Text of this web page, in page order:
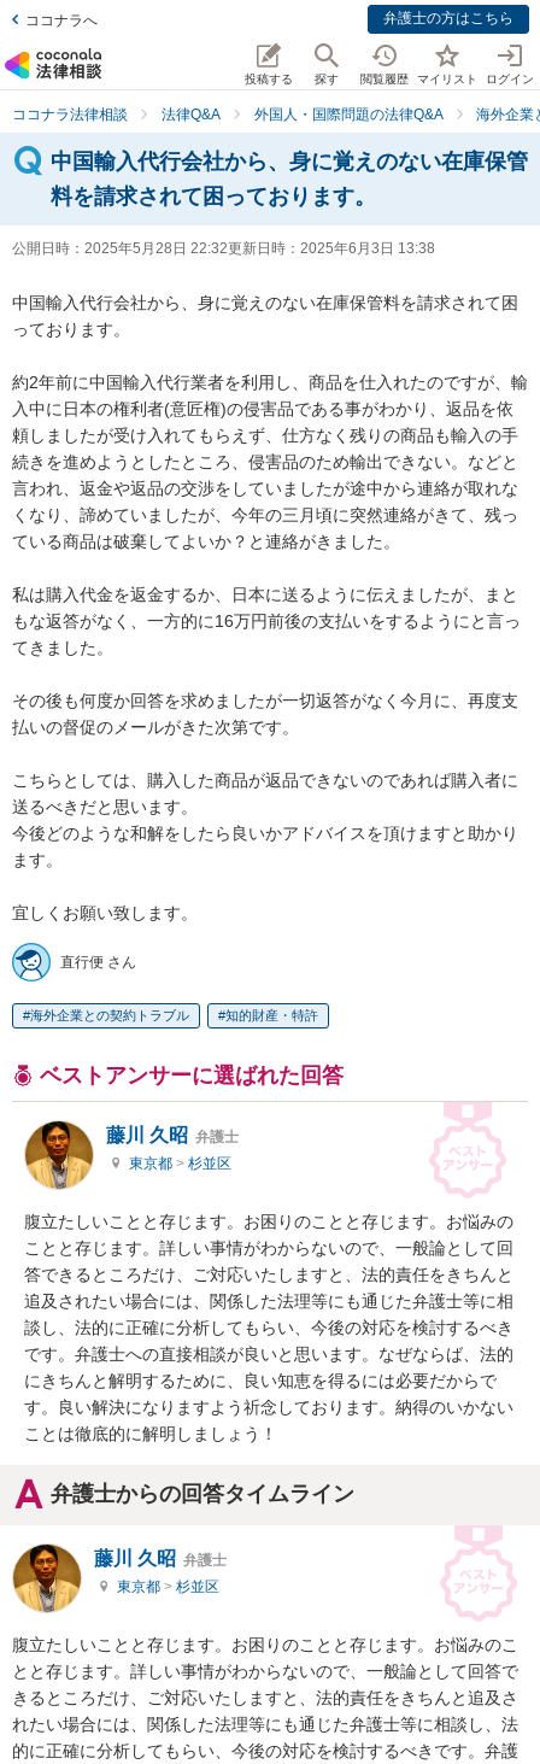
ココナラへ 弁護士の方はこちら
投稿する 探す 閲覧履歴 マイリスト ログイン
ココナラ法律相談 法律Q&A 外国人・国際問題の法律Q&A 海外企業
中国輸入代行会社から、身に覚えのない在庫保管
料を請求されて困っております。
公開日時： 2025年5月28日 22:32更新日時： 2025年6月3日 13:38
中国輸入代行会社から、身に覚えのない在庫保管料を請求されて困
っております。
約2年前に中国輸入代行業者を利用し、商品を仕入れたのですが、輸
入中に日本の権利者(意匠権)の侵害品である事がわかり、返品を依
頼しましたが受け入れてもらえず、仕方なく残りの商品も輸入の手
続きを進めようとしたところ、侵害品のため輸出できない。などと
言われ、返金や返品の交渉をしていましたが途中から連絡が取れな
くなり、諦めていましたが、今年の三月頃に突然連絡がきて、残っ
ている商品は破棄してよいか？と連絡がきました。
私は購入代金を返金するか、日本に送るように伝えましたが、まと
もな返答がなく、一方的に16万円前後の支払いをするようにと言っ
てきました。
その後も何度か回答を求めましたが一切返答がなく今月に、再度支
払いの督促のメールがきた次第です。
こちらとしては、購入した商品が返品できないのであれば購入者に
送るべきだと思います。
今後どのような和解をしたら良いかアドバイスを頂けますと助かり
ます。
宜しくお願い致します。
直行便 さん
海外企業との契約トラブル 知的財産・特許
ベストアンサーに選ばれた回答
藤川 久昭 弁護士
東京都 > 杉並区
腹立たしいことと存じます。お困りのことと存じます。お悩みの
ことと存じます。詳しい事情がわからないので、一般論として回
答できるところだけ、ご対応いたしますと、法的責任をきちんと
追及されたい場合には、関係した法理等にも通じた弁護士等に相
談し、法的に正確に分析してもらい、今後の対応を検討するべき
です。弁護士への直接相談が良いと思います。なぜならば、法的
にきちんと解明するために、良い知恵を得るには必要だからで
す。良い解決になりますよう祈念しております。納得のいかない
ことは徹底的に解明しましょう！
弁護士からの回答タイムライン
藤川 久昭 弁護士
東京都 > 杉並区
腹立たしいことと存じます。お困りのことと存じます。お悩みのこ
とと存じます。詳しい事情がわからないので、一般論として回答で
きるところだけ、ご対応いたしますと、法的責任をきちんと追及さ
れたい場合には、関係した法理等にも通じた弁護士等に相談し、法
的に正確に分析してもらい、今後の対応を検討するべきです。弁護